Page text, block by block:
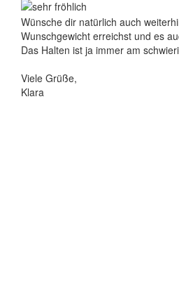
Wünsche dir natürlich auch
Wunschgewicht erreichst und es
Das Halten ist ja immer am
Viele Grüße,
Klara